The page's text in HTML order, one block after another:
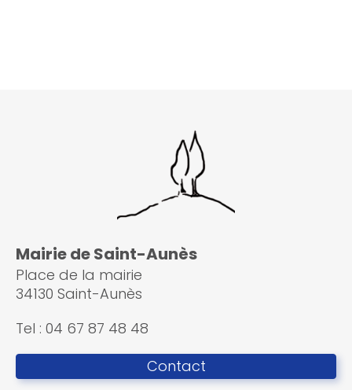
Mairie de Saint-Aunès
Place de la mairie
34130 Saint-Aunès
Tel : 04 67 87 48 48
Contact